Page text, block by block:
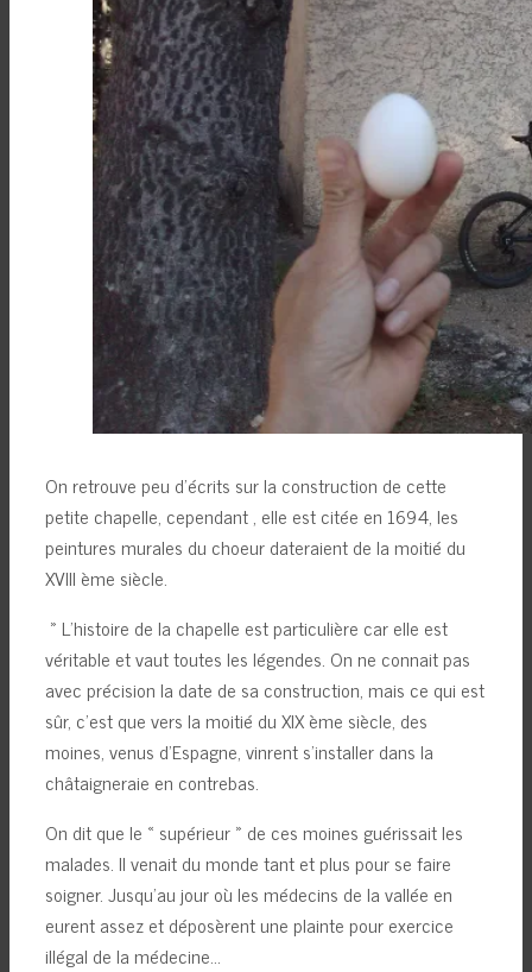
On retrouve peu d’écrits sur la construction de cette
petite chapelle, cependant , elle est citée en 1694, les
peintures murales du choeur dateraient de la moitié du
XVIII ème siècle.
» L’histoire de la chapelle est particulière car elle est
véritable et vaut toutes les légendes. On ne connait pas
avec précision la date de sa construction, mais ce qui est
sûr, c’est que vers la moitié du XIX ème siècle, des
moines, venus d’Espagne, vinrent s’installer dans la
châtaigneraie en contrebas.
On dit que le « supérieur » de ces moines guérissait les
malades. Il venait du monde tant et plus pour se faire
soigner. Jusqu’au jour où les médecins de la vallée en
eurent assez et déposèrent une plainte pour exercice
illégal de la médecine…